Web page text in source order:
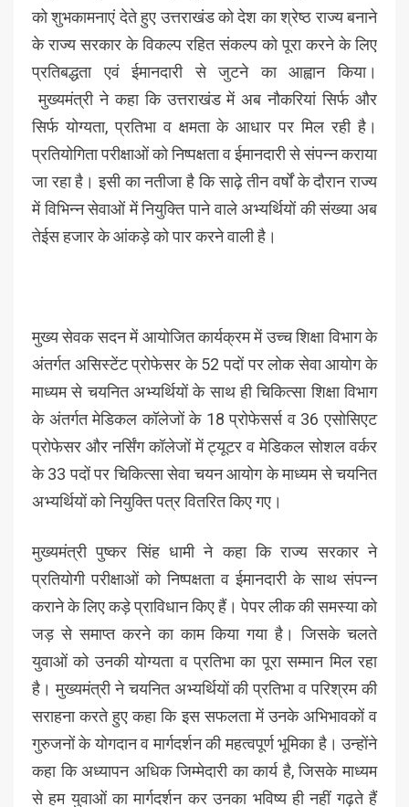
को शुभकामनाएं देते हुए उत्तराखंड को देश का श्रेष्ठ राज्य बनाने
के राज्य सरकार के विकल्प रहित संकल्प को पूरा करने के लिए
प्रतिबद्धता एवं ईमानदारी से जुटने का आह्वान किया।
मुख्यमंत्री ने कहा कि उत्तराखंड में अब नौकरियां सिर्फ और
सिर्फ योग्यता, प्रतिभा व क्षमता के आधार पर मिल रही है।
प्रतियोगिता परीक्षाओं को निष्पक्षता व ईमानदारी से संपन्न कराया
जा रहा है। इसी का नतीजा है कि साढ़े तीन वर्षों के दौरान राज्य
में विभिन्न सेवाओं में नियुक्ति पाने वाले अभ्यर्थियों की संख्या अब
तेईस हजार के आंकड़े को पार करने वाली है।
मुख्य सेवक सदन में आयोजित कार्यक्रम में उच्च शिक्षा विभाग के
अंतर्गत असिस्टेंट प्रोफेसर के 52 पदों पर लोक सेवा आयोग के
माध्यम से चयनित अभ्यर्थियों के साथ ही चिकित्सा शिक्षा विभाग
के अंतर्गत मेडिकल कॉलेजों के 18 प्रोफेसर्स व 36 एसोसिएट
प्रोफेसर और नर्सिंग कॉलेजों में ट्यूटर व मेडिकल सोशल वर्कर
के 33 पदों पर चिकित्सा सेवा चयन आयोग के माध्यम से चयनित
अभ्यर्थियों को नियुक्ति पत्र वितरित किए गए।
मुख्यमंत्री पुष्कर सिंह धामी ने कहा कि राज्य सरकार ने
प्रतियोगी परीक्षाओं को निष्पक्षता व ईमानदारी के साथ संपन्न
कराने के लिए कड़े प्राविधान किए हैं। पेपर लीक की समस्या को
जड़ से समाप्त करने का काम किया गया है। जिसके चलते
युवाओं को उनकी योग्यता व प्रतिभा का पूरा सम्मान मिल रहा
है। मुख्यमंत्री ने चयनित अभ्यर्थियों की प्रतिभा व परिश्रम की
सराहना करते हुए कहा कि इस सफलता में उनके अभिभावकों व
गुरुजनों के योगदान व मार्गदर्शन की महत्वपूर्ण भूमिका है। उन्होंने
कहा कि अध्यापन अधिक जिम्मेदारी का कार्य है, जिसके माध्यम
से हम युवाओं का मार्गदर्शन कर उनका भविष्य ही नहीं गढ़ते हैं